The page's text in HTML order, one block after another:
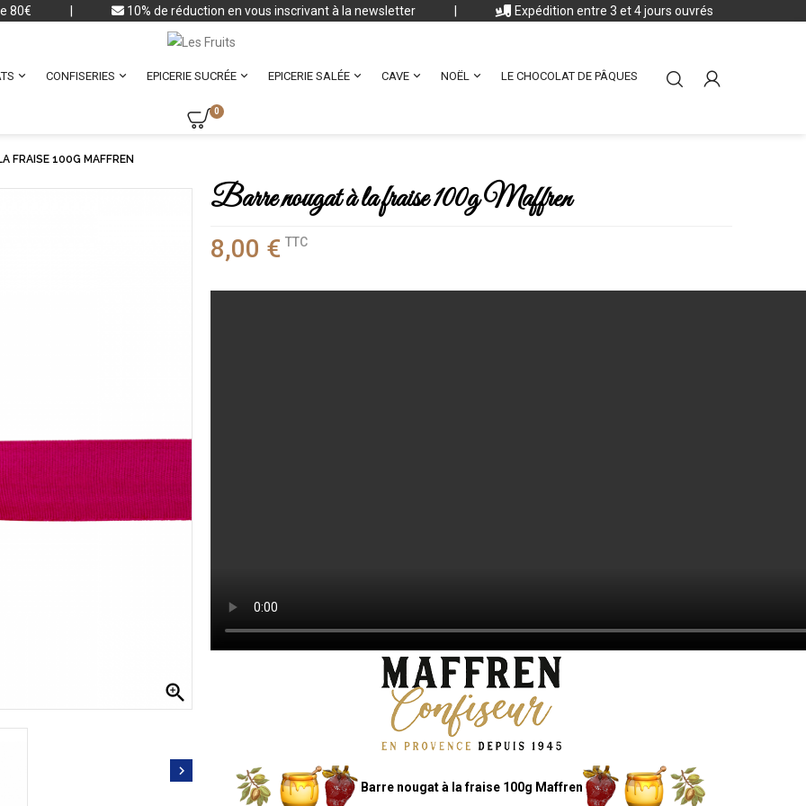
80€ 10% de réduction en vous inscrivant à la newsletter Expédition entre 3 et 4 jours ouvrés
 
CONFISERIES 
EPICERIE SUCRÉE 
EPICERIE SALÉE 
CAVE 
NOËL LE CHOCOLAT DE PÂQUES
0
FRAISE 100G MAFFREN


Barre nougat à la fraise 100g Maffren
8,00 € TTC
Barre nougat à la fraise 100g Maffren